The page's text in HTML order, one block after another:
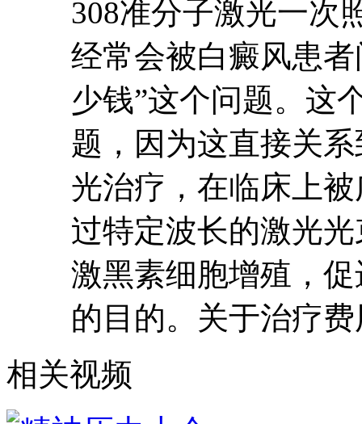
308准分子激光一次
经常会被白癜风患
少钱”这个问题。这
题，因为这直接关
光治疗，在临床上
过特定波长的激光
激黑素细胞增殖，
的目的。关于治疗费
相关视频